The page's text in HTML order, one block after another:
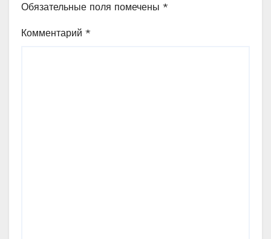
Обязательные поля помечены *
Комментарий *